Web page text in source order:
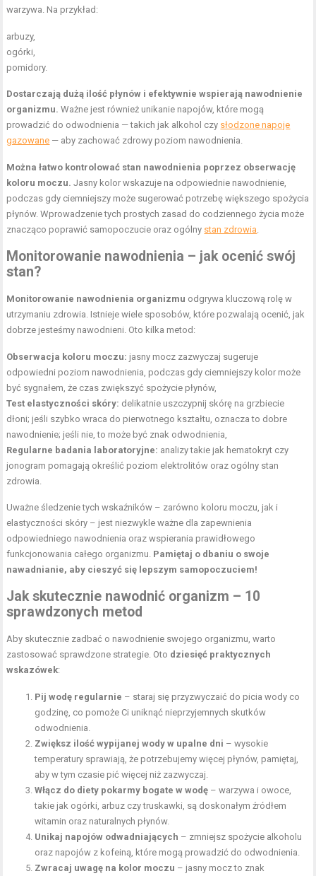
warzywa. Na przykład:
arbuzy,
ogórki,
pomidory.
Dostarczają dużą ilość płynów i efektywnie wspierają nawodnienie
organizmu. Ważne jest również unikanie napojów, które mogą
prowadzić do odwodnienia — takich jak alkohol czy słodzone napoje
gazowane — aby zachować zdrowy poziom nawodnienia.
Można łatwo kontrolować stan nawodnienia poprzez obserwację
koloru moczu. Jasny kolor wskazuje na odpowiednie nawodnienie,
podczas gdy ciemniejszy może sugerować potrzebę większego spożycia
płynów. Wprowadzenie tych prostych zasad do codziennego życia może
znacząco poprawić samopoczucie oraz ogólny stan zdrowia
Monitorowanie nawodnienia – jak ocenić swój
stan?
Monitorowanie nawodnienia organizmu odgrywa kluczową rolę w
utrzymaniu zdrowia. Istnieje wiele sposobów, które pozwalają ocenić, jak
dobrze jesteśmy nawodnieni. Oto kilka metod:
Obserwacja koloru moczu: jasny mocz zazwyczaj sugeruje
odpowiedni poziom nawodnienia, podczas gdy ciemniejszy kolor może
być sygnałem, że czas zwiększyć spożycie płynów,
Test elastyczności skóry: delikatnie uszczypnij skórę na grzbiecie
dłoni; jeśli szybko wraca do pierwotnego kształtu, oznacza to dobre
nawodnienie; jeśli nie, to może być znak odwodnienia,
Regularne badania laboratoryjne: analizy takie jak hematokryt czy
jonogram pomagają określić poziom elektrolitów oraz ogólny stan
zdrowia.
Uważne śledzenie tych wskaźników – zarówno koloru moczu, jak i
elastyczności skóry – jest niezwykle ważne dla zapewnienia
odpowiedniego nawodnienia oraz wspierania prawidłowego
funkcjonowania całego organizmu. Pamiętaj o dbaniu o swoje
nawadnianie, aby cieszyć się lepszym samopoczuciem!
Jak skutecznie nawodnić organizm – 10
sprawdzonych metod
Aby skutecznie zadbać o nawodnienie swojego organizmu, warto
zastosować sprawdzone strategie. Oto dziesięć praktycznych
wskazówek:
Pij wodę regularnie – staraj się przyzwyczaić do picia wody co
godzinę, co pomoże Ci uniknąć nieprzyjemnych skutków
odwodnienia.
Zwiększ ilość wypijanej wody w upalne dni – wysokie
temperatury sprawiają, że potrzebujemy więcej płynów, pamiętaj,
aby w tym czasie pić więcej niż zazwyczaj.
Włącz do diety pokarmy bogate w wodę –warzywa i owoce
takie jak ogórki, arbuz czy truskawki, są doskonałym źródłem
witamin oraz naturalnych płynów.
Unikaj napojów odwadniających – zmniejsz spożycie alkoholu
oraz napojów z kofeiną, które mogą prowadzić do odwodnienia.
Zwracaj uwagę na kolor moczu – jasny mocz to znak